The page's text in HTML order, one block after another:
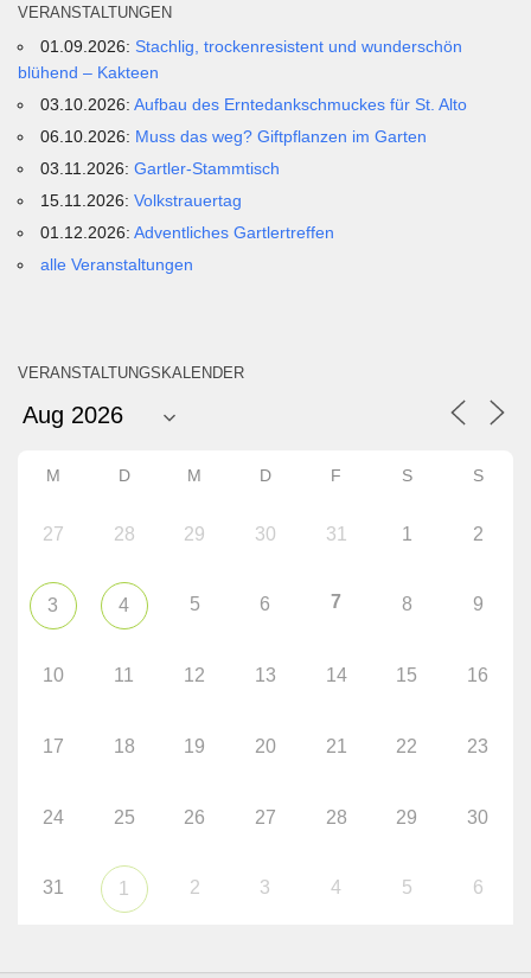
VERANSTALTUNGEN
01.09.2026: Stachlig, trockenresistent und wunderschön
blühend – Kakteen
03.10.2026:Aufbau des Erntedankschmuckes für St. Alto
06.10.2026: Muss das weg? Giftpflanzen im Garten
03.11.2026:Gartler-Stammtisch
15.11.2026:Volkstrauertag
01.12.2026:Adventliches Gartlertreffen
alle Veranstaltungen
VERANSTALTUNGSKALENDER
M D M D F S S
27 28 29 30 31 1 2
3 4 5 6 7 8 9
10 11 12 13 14 15 16
17 18 19 20 21 22 23
24 25 26 27 28 29 30
31 1 2 3 4 5 6